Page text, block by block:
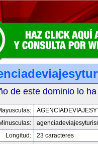
de este dominio lo
Minusculas:
Longitud:
23 caracteres